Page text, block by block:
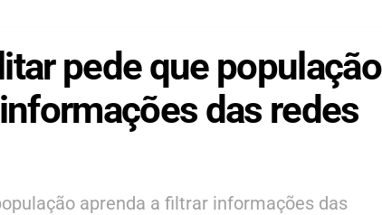
pede que população
das redes
aprenda a filtrar informações das